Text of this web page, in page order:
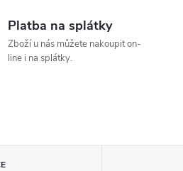
Platba na splátky
Zboží u nás můžete nakoupit on-
line i na splátky.